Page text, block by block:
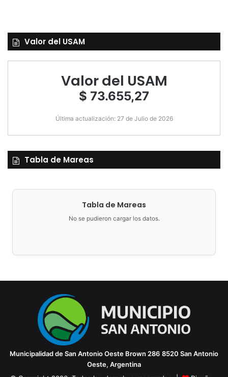
del sobre de Barbaro dado que fue el único que cumplió
con el plazo establecido para la entrega. Por lo tanto, el
será abierto por la Comisión Evaluadora que determinará
canon oficial tiene un valor de $400.000 .
Durante la apertura estuvo presente el secretario de
Hacienda, Matías Hermo, la presidente del Tribunal de
Cuentas, Ana Tolaba, la directora de Gobierno, Romina
Roldán y la Asesora Legal, Pamela Ruibal.
Valor del USAM
Valor del USAM
$ 73.655,27
Última actualización: 27 de Julio de 2026
Tabla de Mareas
Tabla de Mareas
No se pudieron cargar los datos.
Municipalidad de San Antonio Oeste Brown 286 8520 San Antonio
Oeste, Argentina